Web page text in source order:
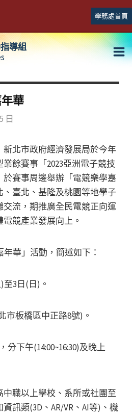
學務處首頁
導組
華
日
北市政府經濟發展局於今年
餘賽事「2023亞洲電子競技
賽事周邊舉辦「電競樂學嘉
臺北、基隆及桃園等地學子
流，期推廣全民電競正向運
競產業發展向上。
年華」活動，簡述如下：
至3日(日)。
市板橋區中正路8號)。
分下午(14:00~16:30)及晚上
職以上學校、系所或社團至
訊類(3D、AR/VR、AI等)、機